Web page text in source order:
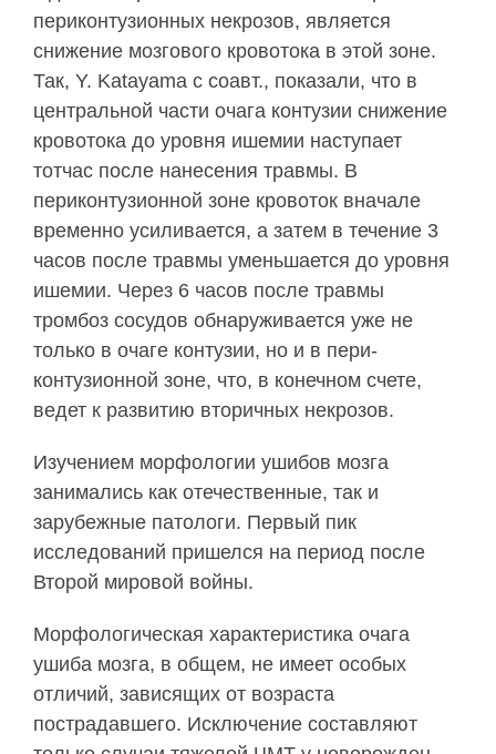
периконтузионных некрозов, является
снижение мозгового кровотока в этой зоне.
Так, Y. Katayama с соавт., показали, что в
центральной части оча­га контузии снижение
кровотока до уровня ише­мии наступает
тотчас после нанесения травмы. В
периконтузионной зоне кровоток вначале
времен­но усиливается, а затем в течение 3
часов после травмы уменьшается до уровня
ишемии. Через 6 часов после травмы
тромбоз сосудов обнаружива­ется уже не
только в очаге контузии, но и в пери­
контузионной зоне, что, в конечном счете,
ведет к развитию вторичных некрозов.
Изучением морфологии ушибов мозга
занима­лись как отечественные, так и
зарубежные патоло­ги. Первый пик
исследований пришелся на период после
Второй мировой войны.
Морфологическая характеристика очага
ушиба мозга, в общем, не имеет особых
отличий, завися­щих от возраста
пострадавшего. Исключение состав­ляют